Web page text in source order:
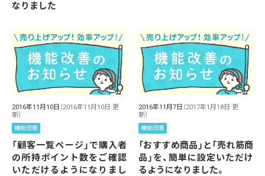
なりました
2016年11月10日 （2016年11月10日 更
新）
機能改善
「顧客一覧ページ」で購入者
の所持ポイント数をご確認
いただけるようになりまし
2016年11月7日 （2017年1月18日 更
新）
機能改善
「おすすめ商品」と「売れ筋商
品」を、簡単に設定いただけ
るようになりました。